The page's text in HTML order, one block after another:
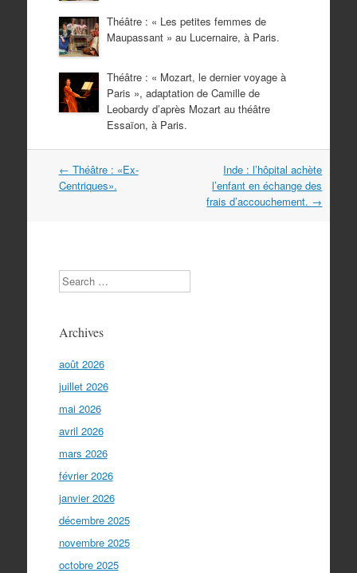
Théâtre : « Les petites femmes de
Maupassant » au Lucernaire, à Paris.
Théâtre : « Mozart, le dernier voyage à
Paris », adaptation de Camille de
Leobardy d’après Mozart au théâtre
Essaïon, à Paris.
Navigation
dans
← Théâtre : «Ex-
Centriques».
Inde : l’hôpital achète
l’enfant en échange des
frais d’accouchement. →
Search
Archives
août 2026
juillet 2026
mai 2026
avril 2026
mars 2026
février 2026
janvier 2026
décembre 2025
novembre 2025
octobre 2025